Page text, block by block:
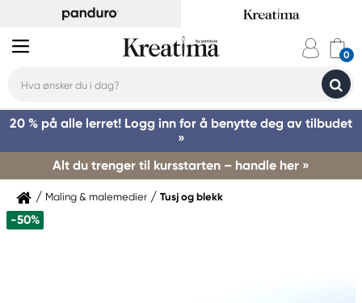
20 % på alle lerret! Logg inn for å benytte deg av tilbudet
»
Alt du trenger til kursstarten – handle her »
Maling & malemedier Tusj og blekk
-50%